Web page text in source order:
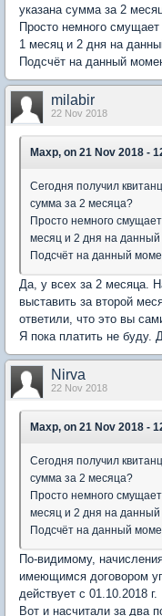
указана сумма за 2
Просто немного
1 месяц и 2 дня на
Подсчёт на данный
milabir
22 Nov 2018
Maxp, on 21 Nov 2018 -
Сегодня получил
сумма за 2 месяца?
Просто немного
месяц и 2 дня на
Подсчёт на данный
Да, у всех за 2 месяца.
выставить за второй
ответили, что это вы
Я пока платить не буду.
Nirva
22 Nov 2018
Maxp, on 21 Nov 2018 -
Сегодня получил
сумма за 2 месяца?
Просто немного
месяц и 2 дня на
Подсчёт на данный
По-видимому,
имеющимся договором
действует с 01.10.2018 г.
Вот и насчитали за два